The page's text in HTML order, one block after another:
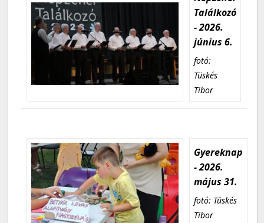
Találkozó
- 2026.
június 6.
fotó:
Tüskés
Tibor
Gyereknap
- 2026.
május 31.
fotó: Tüskés
Tibor